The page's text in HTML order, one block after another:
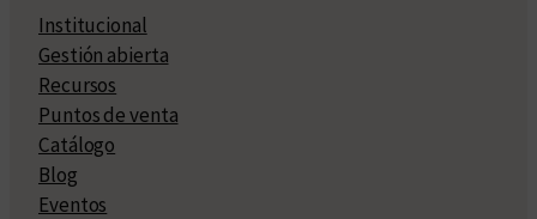
Institucional
Gestión abierta
Recursos
Puntos de venta
Catálogo
Blog
Eventos